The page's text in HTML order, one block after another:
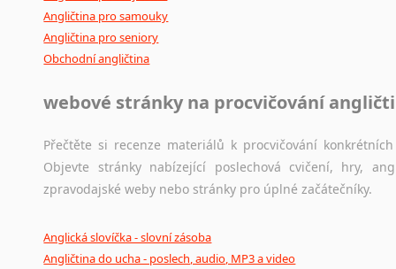
Angličtina pro samouky
Angličtina pro seniory
Obchodní angličtina
webové stránky na procvičování
Přečtěte si recenze materiálů k procvičování
Objevte stránky nabízející poslechová cvičení, hry,
zpravodajské weby nebo stránky pro úplné začátečníky.
Anglická slovíčka - slovní zásoba
Angličtina do ucha - poslech, audio, MP3 a video